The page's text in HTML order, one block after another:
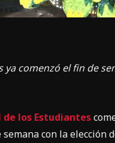
ya comenzó el fin de
los Estudiantes
con la